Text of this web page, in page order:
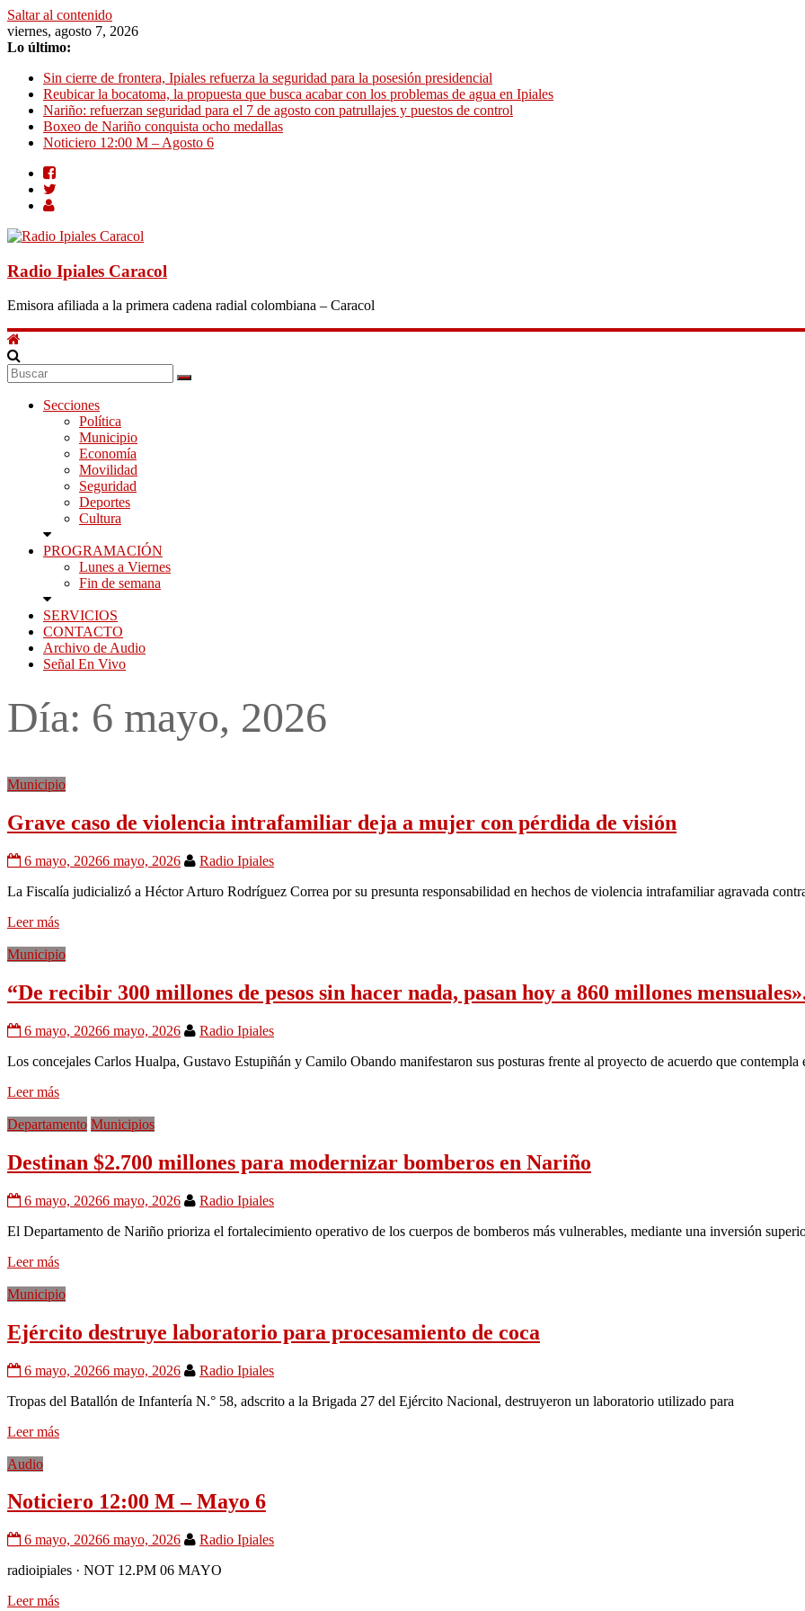
Saltar al contenido
viernes, agosto 7, 2026
Lo último:
Sin cierre de frontera, Ipiales refuerza la seguridad para la posesión presidencial
Reubicar la bocatoma, la propuesta que busca acabar con los problemas de agua en Ipiales
Nariño: refuerzan seguridad para el 7 de agosto con patrullajes y puestos de control
Boxeo de Nariño conquista ocho medallas
Noticiero 12:00 M – Agosto 6
Radio Ipiales Caracol
Emisora afiliada a la primera cadena radial colombiana – Caracol
Secciones
Política
Municipio
Economía
Movilidad
Seguridad
Deportes
Cultura
PROGRAMACIÓN
Lunes a Viernes
Fin de semana
SERVICIOS
CONTACTO
Archivo de Audio
Señal En Vivo
Día: 6 mayo, 2026
Municipio
Grave caso de violencia intrafamiliar deja a mujer con pérdida de visión
6 mayo, 20266 mayo, 2026
Radio Ipiales
La Fiscalía judicializó a Héctor Arturo Rodríguez Correa por su presunta responsabilidad en hechos de violencia intrafamiliar agravada
Leer más
Municipio
“De recibir 300 millones de pesos sin hacer nada, pasan hoy a 860 millones
6 mayo, 20266 mayo, 2026
Radio Ipiales
Los concejales Carlos Hualpa, Gustavo Estupiñán y Camilo Obando manifestaron sus posturas frente al proyecto de acuerdo que contempla
Leer más
Departamento Municipios
Destinan $2.700 millones para modernizar bomberos en Nariño
6 mayo, 20266 mayo, 2026
Radio Ipiales
El Departamento de Nariño prioriza el fortalecimiento operativo de los cuerpos de bomberos más vulnerables, mediante una inversión
Leer más
Municipio
Ejército destruye laboratorio para procesamiento de coca
6 mayo, 20266 mayo, 2026
Radio Ipiales
Tropas del Batallón de Infantería N.° 58, adscrito a la Brigada 27 del Ejército Nacional, destruyeron un laboratorio utilizado para
Leer más
Audio
Noticiero 12:00 M – Mayo 6
6 mayo, 20266 mayo, 2026
Radio Ipiales
radioipiales · NOT 12.PM 06 MAYO
Leer más